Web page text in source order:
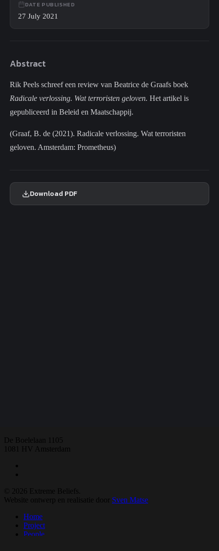
DATE PUBLISHED
27 July 2021
Abstract
Rik Peels schreef een review van Beatrice de Graafs boek
Radicale verlossing. Wat terroristen geloven. Het artikel is
gepubliceerd in Beleid en Maatschappij.
(Graaf, B. de (2021). Radicale verlossing. Wat terroristen
geloven. Amsterdam: Prometheus)
Download PDF
De Boelelaan 1105
1081 HV Amsterdam
© 2026 Extreme Beliefs.
Website ontwerp en realisatie door Sven Matse
Close
Menu
Home
Project
People